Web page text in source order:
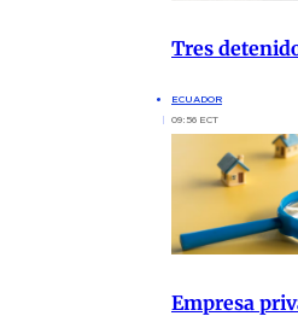
Tres
ECUADOR
09:56 ECT
Empresa